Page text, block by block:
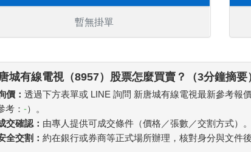
暫無掛單
城有線電視（8957）股票怎麼買賣？（3分鐘摘要
價：透過下方表單或 LINE 詢問 新唐城有線電視最新參考報
考：-）。
交確認： 由專人提供可成交條件（價格／張數／交割方式）
全交割：約在銀行或券商等正式場所辦理，核對身分與文件